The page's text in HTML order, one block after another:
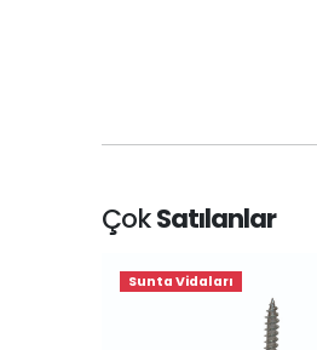
ÇokSatılanlar
Sunta Vidaları